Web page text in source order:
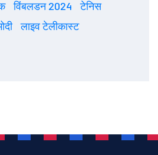
विंबलडन 2024
टेनिस
लाइव टेलीकास्ट